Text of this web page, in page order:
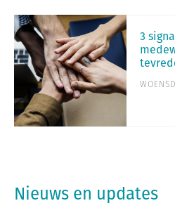
3
Nieuws en updates